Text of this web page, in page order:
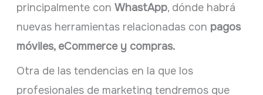
principalmente con WhastApp, dónde habrá
nuevas herramientas relacionadas con pagos
móviles, eCommerce y compras.
Otra de las tendencias en la que los
profesionales de marketing tendremos que